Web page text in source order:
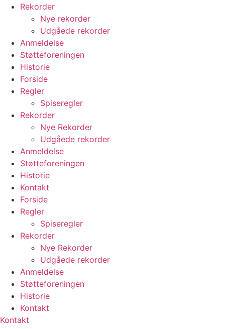
Rekorder
Nye rekorder
Udgåede rekorder
Anmeldelse
Støtteforeningen
Historie
Forside
Regler
Spiseregler
Rekorder
Nye Rekorder
Udgåede rekorder
Anmeldelse
Støtteforeningen
Historie
Kontakt
Forside
Regler
Spiseregler
Rekorder
Nye Rekorder
Udgåede rekorder
Anmeldelse
Støtteforeningen
Historie
Kontakt
Kontakt